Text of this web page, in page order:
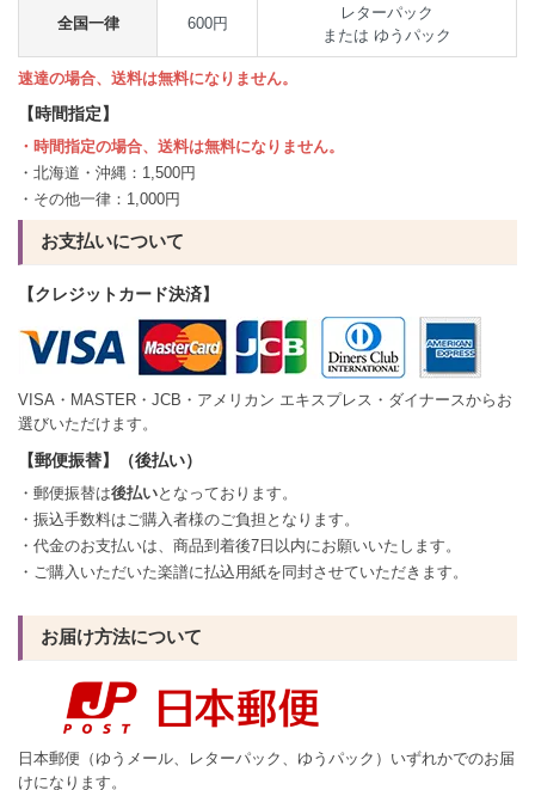
全国一律 600円
レターパック
または ゆうパック
速達の場合、送料は無料になりません。
【時間指定】
・時間指定の場合、送料は無料になりません。
・北海道・沖縄：1,500円
・その他一律：1,000円
お支払いについて
【クレジットカード決済】
VISA・MASTER・JCB・アメリカン エキスプレス・ダイナースからお
選びいただけます。
【郵便振替】（後払い）
・郵便振替は後払いとなっております。
・振込手数料はご購入者様のご負担となります。
・代金のお支払いは、商品到着後7日以内にお願いいたします。
・ご購入いただいた楽譜に払込用紙を同封させていただきます。
お届け方法について
日本郵便（ゆうメール、レターパック、ゆうパック）いずれかでのお届
けになります。